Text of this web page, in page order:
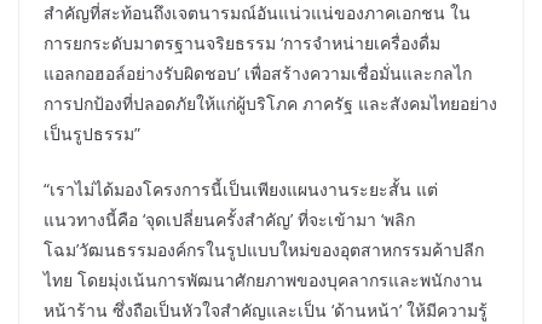
สำคัญที่สะท้อนถึงเจตนารมณ์อันแน่วแน่ของภาคเอกชน ใน
การยกระดับมาตรฐานจริยธรรม ‘การจำหน่ายเครื่องดื่ม
แอลกอฮอล์อย่างรับผิดชอบ’ เพื่อสร้างความเชื่อมั่นและกลไก
การปกป้องที่ปลอดภัยให้แก่ผู้บริโภค ภาครัฐ และสังคมไทยอย่าง
เป็นรูปธรรม”
“เราไม่ได้มองโครงการนี้เป็นเพียงแผนงานระยะสั้น แต่
แนวทางนี้คือ ‘จุดเปลี่ยนครั้งสำคัญ’ ที่จะเข้ามา ‘พลิก
โฉม’วัฒนธรรมองค์กรในรูปแบบใหม่ของอุตสาหกรรมค้าปลีก
ไทย โดยมุ่งเน้นการพัฒนาศักยภาพของบุคลากรและพนักงาน
หน้าร้าน ซึ่งถือเป็นหัวใจสำคัญและเป็น ‘ด้านหน้า’ ให้มีความรู้